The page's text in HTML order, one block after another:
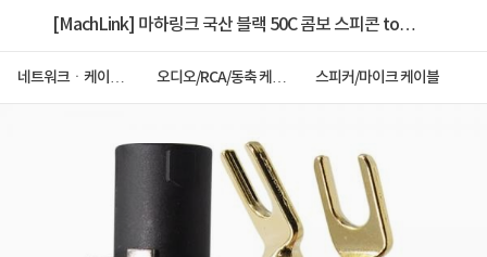
[MachLink] 마하링크 국산 블랙 50C 콤보 스피콘 to
네트워크ㆍ케이블
오디오/RCA/동축 케이
스피커/마이크 케이블